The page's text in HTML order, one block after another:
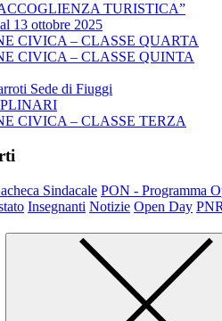
TURISTICA”
13 ottobre 2025
CIVICA – CLASSE QUARTA
CIVICA – CLASSE QUINTA
Sede di Fiuggi
CIVICA – CLASSE TERZA
Sindacale PON - Programma
Insegnanti Notizie Open Day